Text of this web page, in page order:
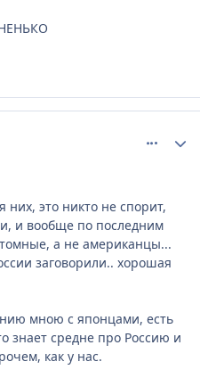
них, это никто не спорит,
и вообще по последним
а не американцы...
заговорили.. хорошая
мною с японцами, есть
знает средне про Россию и
как у нас.